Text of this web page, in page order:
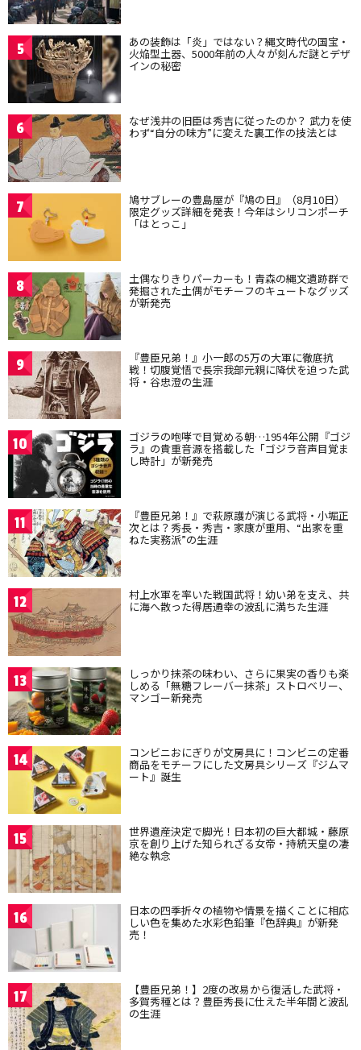
5 あの装飾は「炎」ではない？縄文時代の国宝・
火焔型土器、5000年前の人々が刻んだ謎とデザ
インの秘密
6 なぜ浅井の旧臣は秀吉に従ったのか？ 武力を使
わず“自分の味方”に変えた裏工作の技法とは
7 鳩サブレーの豊島屋が『鳩の日』（8月10日）
限定グッズ詳細を発表！今年はシリコンポーチ
「はとっこ」
8 土偶なりきりパーカーも！青森の縄文遺跡群で
発掘された土偶がモチーフのキュートなグッズ
が新発売
9 『豊臣兄弟！』小一郎の5万の大軍に徹底抗
戦！切腹覚悟で長宗我部元親に降伏を迫った武
将・谷忠澄の生涯
10 ゴジラの咆哮で目覚める朝…1954年公開『ゴジ
ラ』の貴重音源を搭載した「ゴジラ音声目覚ま
し時計」が新発売
11 『豊臣兄弟！』で萩原護が演じる武将・小堀正
次とは？秀長・秀吉・家康が重用、“出家を重
ねた実務派”の生涯
12 村上水軍を率いた戦国武将！幼い弟を支え、共
に海へ散った得居通幸の波乱に満ちた生涯
13 しっかり抹茶の味わい、さらに果実の香りも楽
しめる「無糖フレーバー抹茶」ストロベリー、
マンゴー新発売
14 コンビニおにぎりが文房具に！コンビニの定番
商品をモチーフにした文房具シリーズ『ジムマ
ート』誕生
15 世界遺産決定で脚光！日本初の巨大都城・藤原
京を創り上げた知られざる女帝・持統天皇の凄
絶な執念
16 日本の四季折々の植物や情景を描くことに相応
しい色を集めた水彩色鉛筆『色辞典』が新発
売！
17 【豊臣兄弟！】2度の改易から復活した武将・
多賀秀種とは？豊臣秀長に仕えた半年間と波乱
の生涯